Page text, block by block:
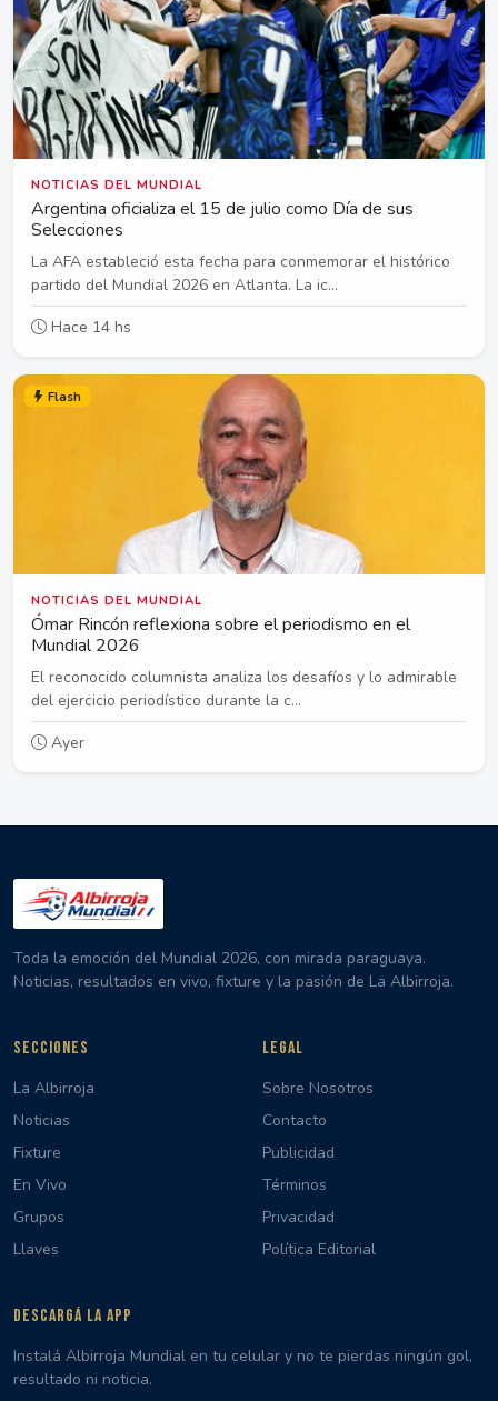
NOTICIAS DEL MUNDIAL
Argentina oficializa el 15 de julio como Día de sus
Selecciones
La AFA estableció esta fecha para conmemorar el histórico
partido del Mundial 2026 en Atlanta. La ic...
Hace 14 hs
Flash
NOTICIAS DEL MUNDIAL
Ómar Rincón reflexiona sobre el periodismo en el
Mundial 2026
El reconocido columnista analiza los desafíos y lo admirable
del ejercicio periodístico durante la c...
Ayer
Toda la emoción del Mundial 2026, con mirada paraguaya.
Noticias, resultados en vivo, fixture y la pasión de La Albirroja.
SECCIONES
La Albirroja
Noticias
Fixture
En Vivo
Grupos
Llaves
LEGAL
Sobre Nosotros
Contacto
Publicidad
Términos
Privacidad
Política Editorial
DESCARGÁ LA APP
Instalá Albirroja Mundial en tu celular y no te pierdas ningún gol,
resultado ni noticia.